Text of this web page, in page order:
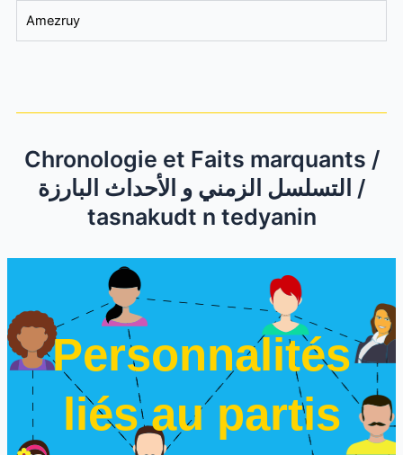
Amezruy
Chronologie et Faits marquants /
التسلسل الزمني و الأحداث البارزة /
tasnakudt n tedyanin
Personnalités
liés au partis